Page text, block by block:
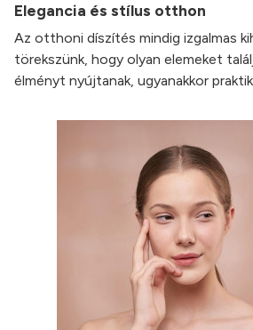
Elegancia és stílus otthon
Az otthoni díszítés mindig izgalmas
törekszünk, hogy olyan elemeket
élményt nyújtanak, ugyanakkor